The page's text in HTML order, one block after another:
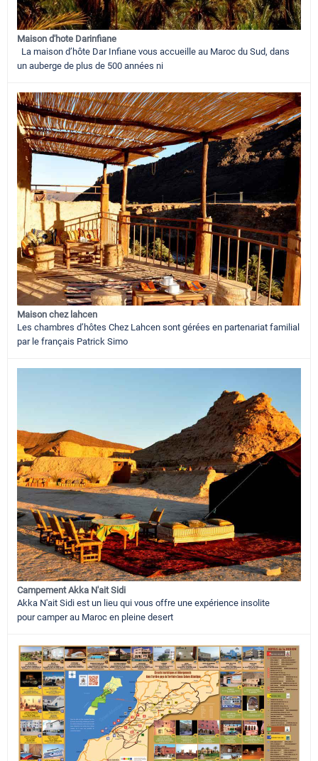
Maison d'hote Darinfiane
La maison d’hôte Dar Infiane vous accueille au Maroc du Sud, dans
un auberge de plus de 500 années ni
Maison chez lahcen
Les chambres d’hôtes Chez Lahcen sont gérées en partenariat familial
par le français Patrick Simo
Campement Akka N'ait Sidi
Akka N'ait Sidi est un lieu qui vous offre une expérience insolite
pour camper au Maroc en pleine desert